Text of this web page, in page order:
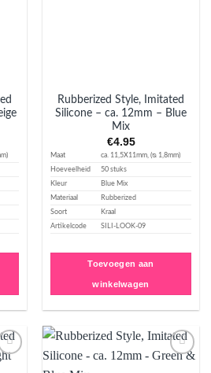
Rubberized Style, Imitated
Silicone – ca. 12mm – Blue
Mix
€4.95
Maat
ca. 11,5X11mm, (ᴓ 1,8mm)
Hoeveelheid
50 stuks
Kleur
Blue Mix
Materiaal
Rubberized
Soort
Kraal
Artikelcode
SILI-LOOK-09
Toevoegen aan
winkelwagen